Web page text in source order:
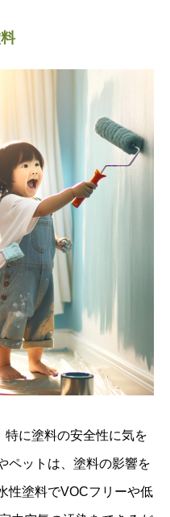
に塗料の安全性に気を
ペットは、塗料の影響を
性塗料でVOCフリーや低